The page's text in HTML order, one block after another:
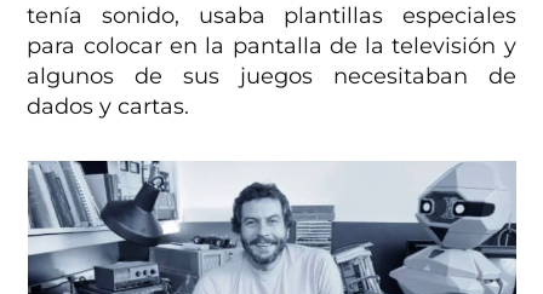
tenía sonido, usaba plantillas especiales
para colocar en la pantalla de la televisión y
algunos de sus juegos necesitaban de
dados y cartas.